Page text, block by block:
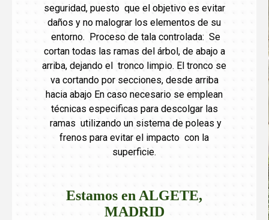
seguridad, puesto que el objetivo es evitar
daños y no malograr los elementos de su
entorno. Proceso de tala controlada: Se
cortan todas las ramas del árbol, de abajo a
arriba, dejando el tronco limpio. El tronco se
va cortando por secciones, desde arriba
hacia abajo En caso necesario se emplean
técnicas especificas para descolgar las
ramas utilizando un sistema de poleas y
frenos para evitar el impacto con la
superficie.
Estamos en ALGETE,
MADRID